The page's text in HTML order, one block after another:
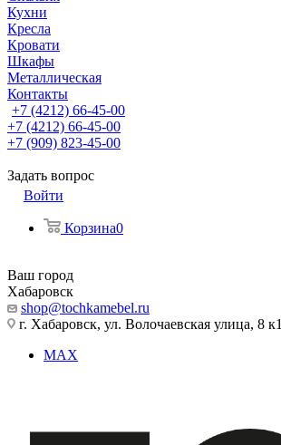
Кухни
Кресла
Кровати
Шкафы
Металлическая
Контакты
+7 (4212) 66-45-00
+7 (4212) 66-45-00
+7 (909) 823-45-00
Задать вопрос
Войти
Корзина0
Ваш город
Хабаровск
shop@tochkamebel.ru
г. Хабаровск, ул. Волочаевская улица, 8 к1
MAX